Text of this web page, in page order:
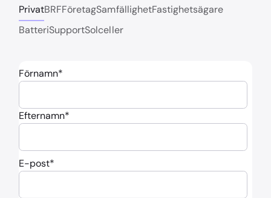
PrivatBRFFöretagSamfällighetFastighetsägare
BatteriSupportSolceller
Förnamn*
Efternamn*
E-post*